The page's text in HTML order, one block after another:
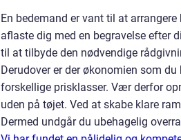
En bedemand er vant til at
aflaste dig med en begravelse efter
til at tilbyde den nødvendige
Derudover er der økonomien som
forskellige prisklasser. Vær derfor
uden på tøjet. Ved at skabe klare
Dermed undgår du ubehagelig